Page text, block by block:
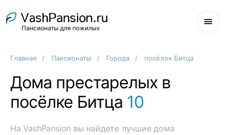
Пансионаты для пожилых
Главная Пансионаты Города посёлок Битца
Дома престарелых в
посёлке Битца 10
На VashPansion вы найдете лучшие дома